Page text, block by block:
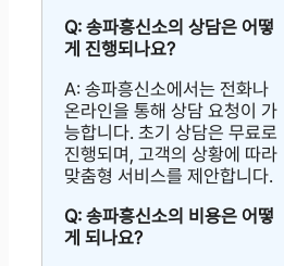
Q: 송파흥신소의 상담은 어떻
게 진행되나요?
A: 송파흥신소에서는 전화나
온라인을 통해 상담 요청이 가
능합니다. 초기 상담은 무료로
진행되며, 고객의 상황에 따라
맞춤형 서비스를 제안합니다.
Q: 송파흥신소의 비용은 어떻
게 되나요?